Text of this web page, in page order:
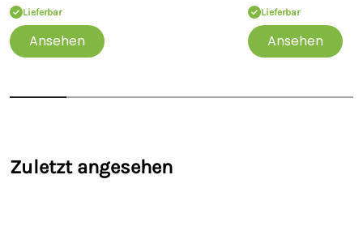
Lieferbar
Ansehen
Lieferbar
Ansehen
Zuletzt angesehen